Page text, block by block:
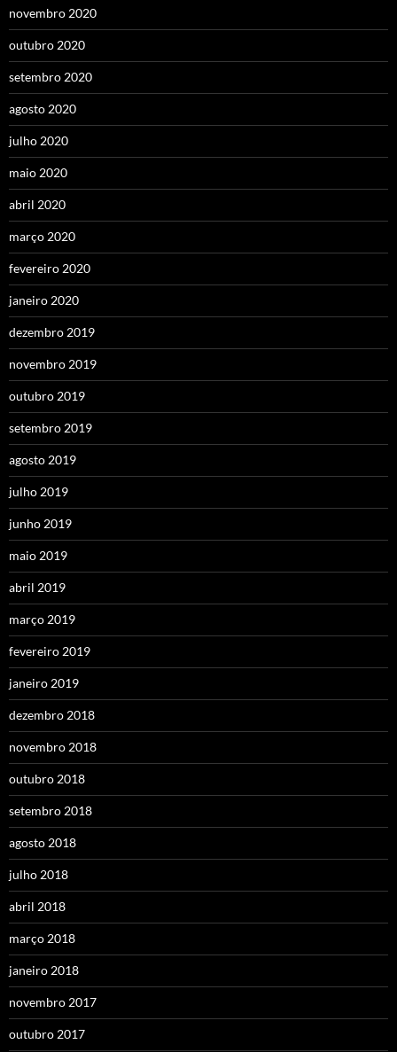
novembro 2020
outubro 2020
setembro 2020
agosto 2020
julho 2020
maio 2020
abril 2020
março 2020
fevereiro 2020
janeiro 2020
dezembro 2019
novembro 2019
outubro 2019
setembro 2019
agosto 2019
julho 2019
junho 2019
maio 2019
abril 2019
março 2019
fevereiro 2019
janeiro 2019
dezembro 2018
novembro 2018
outubro 2018
setembro 2018
agosto 2018
julho 2018
abril 2018
março 2018
janeiro 2018
novembro 2017
outubro 2017